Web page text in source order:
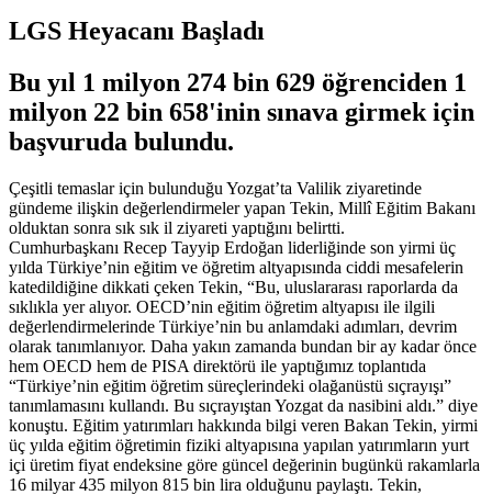
LGS Heyacanı Başladı
Bu yıl 1 milyon 274 bin 629 öğrenciden 1
milyon 22 bin 658'inin sınava girmek için
başvuruda bulundu.
Çeşitli temaslar için bulunduğu Yozgat’ta Valilik ziyaretinde
gündeme ilişkin değerlendirmeler yapan Tekin, Millî Eğitim Bakanı
olduktan sonra sık sık il ziyareti yaptığını belirtti.
Cumhurbaşkanı Recep Tayyip Erdoğan liderliğinde son yirmi üç
yılda Türkiye’nin eğitim ve öğretim altyapısında ciddi mesafelerin
katedildiğine dikkati çeken Tekin, “Bu, uluslararası raporlarda da
sıklıkla yer alıyor. OECD’nin eğitim öğretim altyapısı ile ilgili
değerlendirmelerinde Türkiye’nin bu anlamdaki adımları, devrim
olarak tanımlanıyor. Daha yakın zamanda bundan bir ay kadar önce
hem OECD hem de PISA direktörü ile yaptığımız toplantıda
“Türkiye’nin eğitim öğretim süreçlerindeki olağanüstü sıçrayışı”
tanımlamasını kullandı. Bu sıçrayıştan Yozgat da nasibini aldı.” diye
konuştu. Eğitim yatırımları hakkında bilgi veren Bakan Tekin, yirmi
üç yılda eğitim öğretimin fiziki altyapısına yapılan yatırımların yurt
içi üretim fiyat endeksine göre güncel değerinin bugünkü rakamlarla
16 milyar 435 milyon 815 bin lira olduğunu paylaştı. Tekin,